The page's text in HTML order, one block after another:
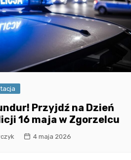
Przyjdź na Dzień
16 maja w Zgorzelcu
4 maja 2026